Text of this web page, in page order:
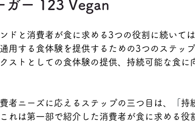
ガー 123 Vegan
ドと消費者が食に求める3つの役割に続いて
用する食体験を提供するための3つのステッ
ストとしての食体験の提供、持続可能な食に
者ニーズに応えるステップの三つ目は、 「 持
これは第一部で紹介した消費者が食に求める役